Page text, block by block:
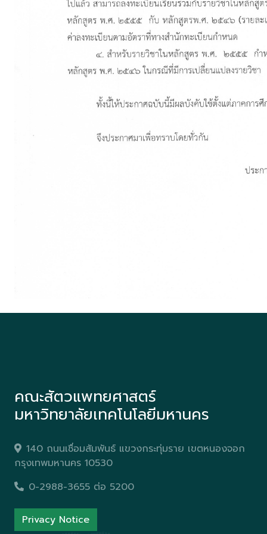
คณะสัตวแพทยศาสตร์
มหาวิทยาลัยเทคโนโลยีมหานคร
140 ถนนเชื่อมสัมพันธ์ แขวงกระทุ่มราย เขตหนองจอก
กรุงเทพมหานคร 10530
0-2988-3655 ต่อ 5200
Privacy Notice